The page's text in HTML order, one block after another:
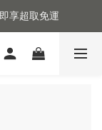
享超取免運